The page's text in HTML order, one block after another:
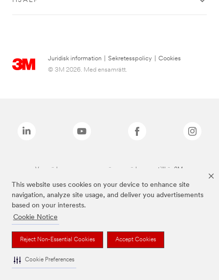
This website uses cookies on your device to enhance site
navigation, analyze site usage, and deliver you advertisements
based on your interests.
Cookie Notice
Reject Non-Essential Cookies Accept Cookies
Cookie Preferences
Juridisk information Sekretesspolicy
Cookies
© 3M 2026. Med ensamrätt.
Varumärken som anges ovan är varumärken som tillhör 3M.